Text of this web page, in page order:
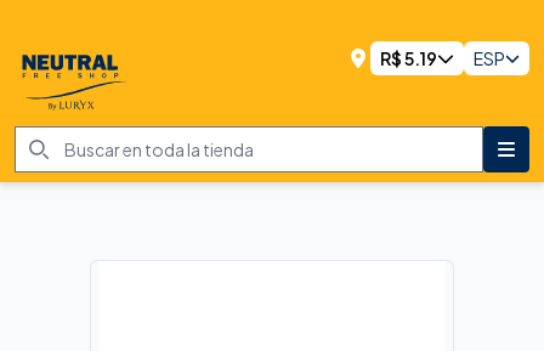
R$5.19 ESP